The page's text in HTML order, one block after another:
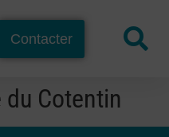
Contacter
Cotentin